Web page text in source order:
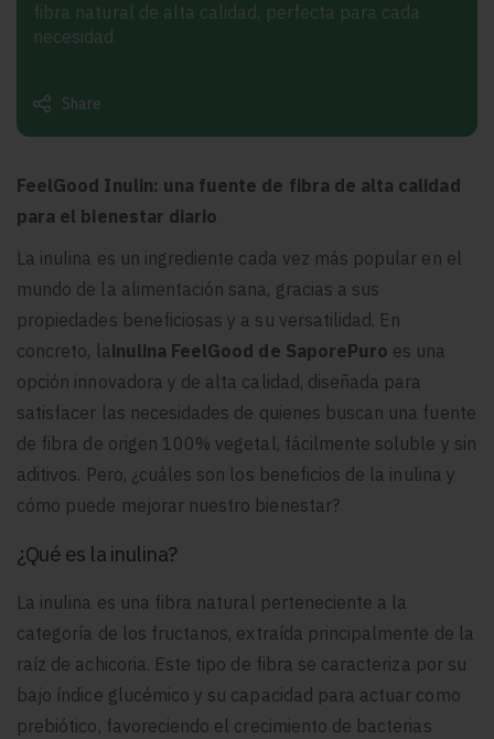
fibra natural de alta calidad, perfecta para cada
necesidad.
Share
FeelGood Inulin: una fuente de fibra de alta calidad
para el bienestar diario
La inulina es un ingrediente cada vez más popular en el
mundo de la alimentación sana, gracias a sus
propiedades beneficiosas y a su versatilidad. En
concreto, lainulina FeelGood de SaporePuro es una
opción innovadora y de alta calidad, diseñada para
satisfacer las necesidades de quienes buscan una fuente
de fibra de origen 100% vegetal, fácilmente soluble y sin
aditivos. Pero, ¿cuáles son los beneficios de la inulina y
cómo puede mejorar nuestro bienestar?
¿Qué es la inulina?
La inulina es una fibra natural perteneciente a la
categoría de los fructanos, extraída principalmente de la
raíz de achicoria. Este tipo de fibra se caracteriza por su
bajo índice glucémico y su capacidad para actuar como
prebiótico, favoreciendo el crecimiento de bacterias